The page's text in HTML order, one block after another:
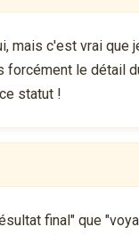
mais c'est vrai que
forcément le détail
statut !
final" que